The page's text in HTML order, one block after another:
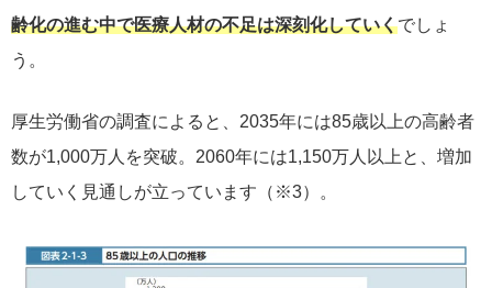
齢化の進む中で医療人材の不足は深刻化していくでしょ
う。
厚生労働省の調査によると、2035年には85歳以上の高齢者
数が1,000万人を突破。2060年には1,150万人以上と、増加
していく見通しが立っています（※3）。